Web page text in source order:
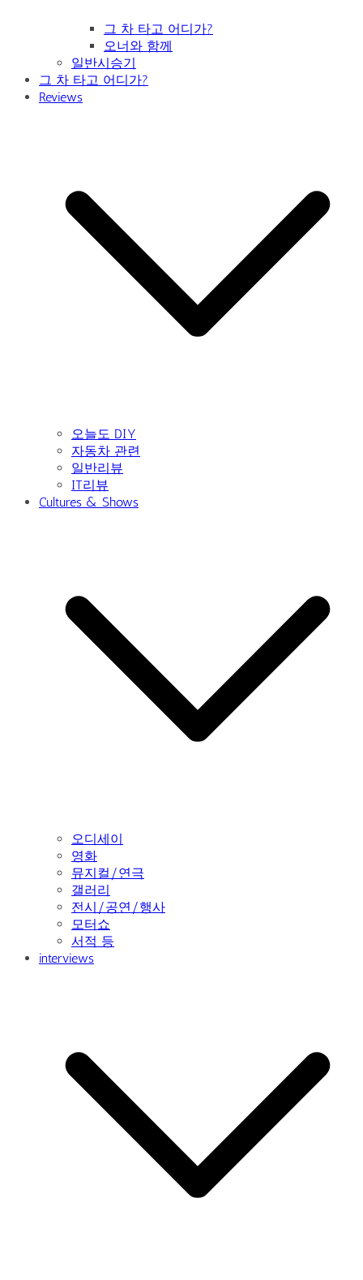
그 차 타고 어디가?
오너와 함께
일반시승기
그 차 타고 어디가?
Reviews
오늘도 DIY
자동차 관련
일반리뷰
IT리뷰
Cultures & Shows
오디세이
영화
뮤지컬/연극
갤러리
전시/공연/행사
모터쇼
서적 등
interviews